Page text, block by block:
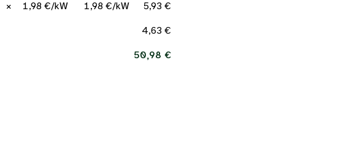
× 1,98 €/kW 1,98 €/kW 5,93 €
4,63 €
50,98 €